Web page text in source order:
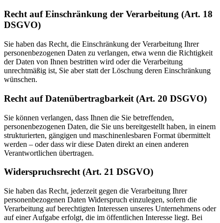
Recht auf Einschränkung der Verarbeitung (Art. 18
DSGVO)
Sie haben das Recht, die Einschränkung der Verarbeitung Ihrer
personenbezogenen Daten zu verlangen, etwa wenn die Richtigkeit
der Daten von Ihnen bestritten wird oder die Verarbeitung
unrechtmäßig ist, Sie aber statt der Löschung deren Einschränkung
wünschen.
Recht auf Datenübertragbarkeit (Art. 20 DSGVO)
Sie können verlangen, dass Ihnen die Sie betreffenden,
personenbezogenen Daten, die Sie uns bereitgestellt haben, in einem
strukturierten, gängigen und maschinenlesbaren Format übermittelt
werden – oder dass wir diese Daten direkt an einen anderen
Verantwortlichen übertragen.
Widerspruchsrecht (Art. 21 DSGVO)
Sie haben das Recht, jederzeit gegen die Verarbeitung Ihrer
personenbezogenen Daten Widerspruch einzulegen, sofern die
Verarbeitung auf berechtigten Interessen unseres Unternehmens oder
auf einer Aufgabe erfolgt, die im öffentlichen Interesse liegt. Bei